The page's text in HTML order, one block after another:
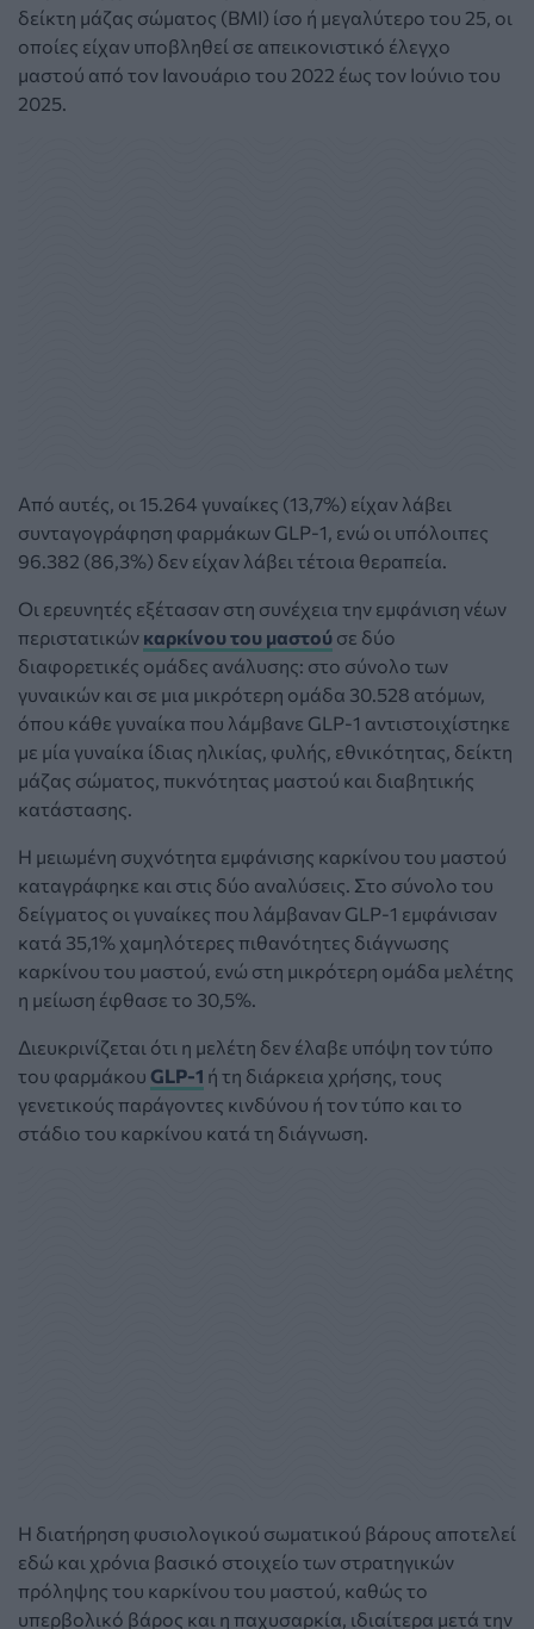
δείκτη μάζας σώματος (BMI) ίσο ή μεγαλύτερο του 25, οι
οποίες είχαν υποβληθεί σε απεικονιστικό έλεγχο
μαστού από τον Ιανουάριο του 2022 έως τον Ιούνιο του
2025.
Από αυτές, οι 15.264 γυναίκες (13,7%) είχαν λάβει
συνταγογράφηση φαρμάκων GLP-1, ενώ οι υπόλοιπες
96.382 (86,3%) δεν είχαν λάβει τέτοια θεραπεία.
Οι ερευνητές εξέτασαν στη συνέχεια την εμφάνιση νέων
περιστατικών καρκίνου του μαστού σε δύο
διαφορετικές ομάδες ανάλυσης: στο σύνολο των
γυναικών και σε μια μικρότερη ομάδα 30.528 ατόμων,
όπου κάθε γυναίκα που λάμβανε GLP-1 αντιστοιχίστηκε
με μία γυναίκα ίδιας ηλικίας, φυλής, εθνικότητας, δείκτη
μάζας σώματος, πυκνότητας μαστού και διαβητικής
κατάστασης.
Η μειωμένη συχνότητα εμφάνισης καρκίνου του μαστού
καταγράφηκε και στις δύο αναλύσεις. Στο σύνολο του
δείγματος οι γυναίκες που λάμβαναν GLP-1 εμφάνισαν
κατά 35,1% χαμηλότερες πιθανότητες διάγνωσης
καρκίνου του μαστού, ενώ στη μικρότερη ομάδα μελέτης
η μείωση έφθασε το 30,5%.
Διευκρινίζεται ότι η μελέτη δεν έλαβε υπόψη τον τύπο
του φαρμάκου GLP-1 ή τη διάρκεια χρήσης, τους
γενετικούς παράγοντες κινδύνου ή τον τύπο και το
στάδιο του καρκίνου κατά τη διάγνωση.
Η διατήρηση φυσιολογικού σωματικού βάρους αποτελεί
εδώ και χρόνια βασικό στοιχείο των στρατηγικών
πρόληψης του καρκίνου του μαστού, καθώς το
υπερβολικό βάρος και η παχυσαρκία, ιδιαίτερα μετά την